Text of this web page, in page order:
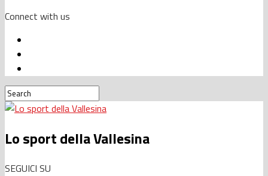
Connect with us
Lo sport della Vallesina
SEGUICI SU